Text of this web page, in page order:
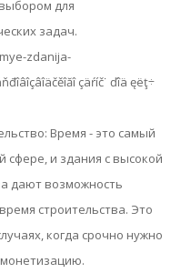
для
задач.
zdanija-
çäŕíč˙ ďîä ęëţ÷
Время - это самый
сфере, и здания с высокой
дают возможность
строительства. Это
когда срочно нужно